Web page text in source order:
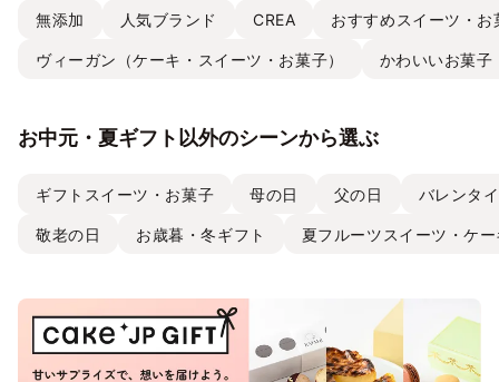
無添加 人気ブランド CREA おすすめスイーツ・お
ヴィーガン（ケーキ・スイーツ・お菓子） かわいいお菓子
お中元・夏ギフト以外のシーンから選ぶ
ギフトスイーツ・お菓子 母の日 父の日 バレンタ
敬老の日 お歳暮・冬ギフト 夏フルーツスイーツ・ケ